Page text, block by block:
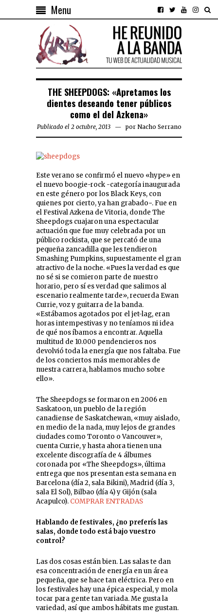
Menu
THE SHEEPDOGS: «Apretamos los
dientes deseando tener públicos
como el del Azkena»
Publicado el 2 octubre, 2013 por Nacho Serrano
Este verano se confirmó el nuevo «hype» en
el nuevo boogie-rock -categoría inaugurada
en este género por los Black Keys, con
quienes por cierto, ya han grabado−. Fue en
el Festival Azkena de Vitoria, donde The
Sheepdogs cuajaron una espectacular
actuación que fue muy celebrada por un
público rockista, que se percató de una
pequeña zancadilla que les tendieron
Smashing Pumpkins, supuestamente el gran
atractivo de la noche. «Pues la verdad es que
no sé si se comieron parte de nuestro
horario, pero sí es verdad que salimos al
escenario realmente tarde», recuerda Ewan
Currie, voz y guitarra de la banda.
«Estábamos agotados por el jet-lag, eran
horas intempestivas y no teníamos ni idea
de qué nos íbamos a encontrar. Aquella
multitud de 10.000 pendencieros nos
devolvió toda la energía que nos faltaba. Fue
de los conciertos más memorables de
nuestra carrera, hablamos mucho sobre
ello».
The Sheepdogs se formaron en 2006 en
Saskatoon, un pueblo de la región
canadiense de Saskatchewan, «muy aislado,
en medio de la nada, muy lejos de grandes
ciudades como Toronto o Vancouver»,
cuenta Currie, y hasta ahora tienen una
excelente discografía de 4 álbumes
coronada por «The Sheepdogs», última
entrega que nos presentan esta semana en
Barcelona (día 2, sala Bikini), Madrid (día 3,
sala El Sol), Bilbao (día 4) y Gijón (sala
Acapulco). COMPRAR ENTRADAS
Hablando de festivales, ¿no preferís las
salas, donde todo está bajo vuestro
control?
Las dos cosas están bien. Las salas te dan
esa concentración de energía en un área
pequeña, que se hace tan eléctrica. Pero en
los festivales hay una épica especial, y mola
tocar para gente tan variada. Me gusta la
variedad, así que ambos hábitats me gustan.